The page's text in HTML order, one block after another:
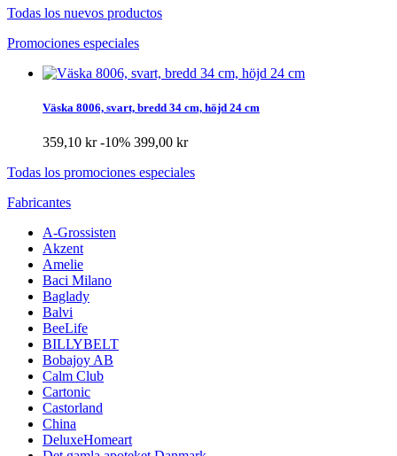
Todas los nuevos productos
Promociones especiales
Väska 8006, svart, bredd 34 cm, höjd 24 cm
359,10 kr-10% 399,00 kr
Todas los promociones especiales
Fabricantes
A-Grossisten
Akzent
Amelie
Baci Milano
Baglady
Balvi
BeeLife
BILLYBELT
Bobajoy AB
Calm Club
Cartonic
Castorland
China
DeluxeHomeart